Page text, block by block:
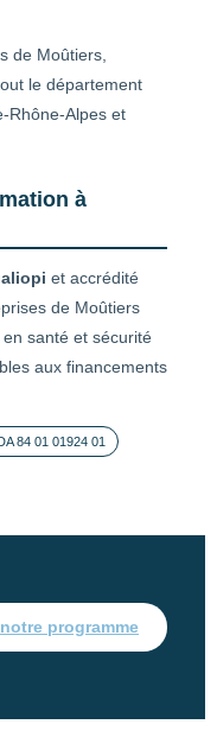
de Moûtiers,
le département
Rhône-Alpes et
à
et accrédité
de Moûtiers
santé et sécurité
aux financements
84 01 01924 01
programme